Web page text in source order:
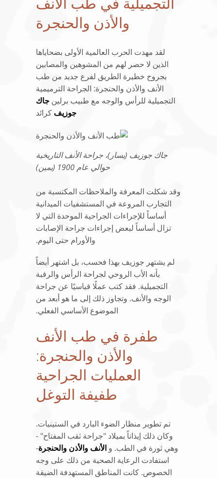
والأذن والحنجرة
لقد مهدت الحرب العالمية الأولى بضحاياها
الذين لا حصر لهم من المشوهين والمصابين
بجروح خطيرة الطريق لفرع جديد من طب
الأنف والأذن والحنجرة: الجراحة الترميمية
التجميلية للرأس والوجه مع طبيب برلين جاك
جوزيف كرائد
جاك جوزيف (يسار)، جراحة الأنف التاريخية
حوالي عام 1900 (يمين)
وقد شكلت المعرفة والملاحظات المكتسبة من
التجارب المروعة في المستشفيات الميدانية
أساساً للإجراءات الجراحية الموحدة التي لا
تزال أساساً لبعض إجراءات جراحة الإصابات
والأورام حتى اليوم.
لم يشتهر جوزيف بهذا فحسب، بل اشتهر أيضاً
بأنه الأب الروحي لجراحة الرأس والرقبة
التجميلية. فقد كتب عملًا قياسيًا عن جراحة
الوجه والأنف. وتجاوز ذلك إلى ما هو أبعد من
الموضوع الأساسي الفعلي.
طفرة في طب الأنف
والأذن والحنجرة:
العمليات الجراحية
طفيفة التوغل
تم تطوير منظار الضوء البارد في الستينيات.
وكان ذلك إيذاناً بميلاد "جراحة ثقب المفتاح" -
وهي ثورة في الطب. و الأنف والأذن والحنجرة-
استفادت الرعاية الصحية من ذلك على وجه
الخصوص. كانت المناطق المستهدفة الضيقة